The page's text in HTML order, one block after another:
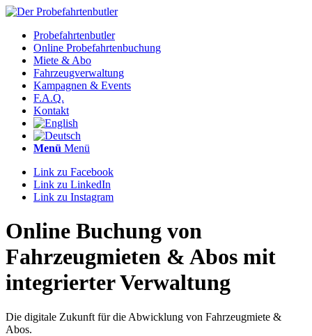
Probefahrtenbutler
Online Probefahrtenbuchung
Miete & Abo
Fahrzeugverwaltung
Kampagnen & Events
F.A.Q.
Kontakt
Menü Menü
Link zu Facebook
Link zu LinkedIn
Link zu Instagram
Online Buchung von
Fahrzeugmieten & Abos mit
integrierter Verwaltung
Die digitale Zukunft für die Abwicklung von Fahrzeugmiete &
Abos.